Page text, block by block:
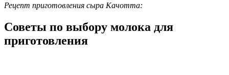
Рецепт приготовления сыра Качотта:
Советы по выбору молока для
приготовления